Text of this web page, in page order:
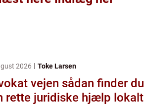
2026 Toke Larsen
vejen sådan finder du
rette juridiske hjælp lokalt